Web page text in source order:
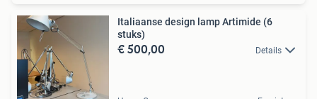
Italiaanse design lamp Artimide (6
stuks)
€ 500,00 Details